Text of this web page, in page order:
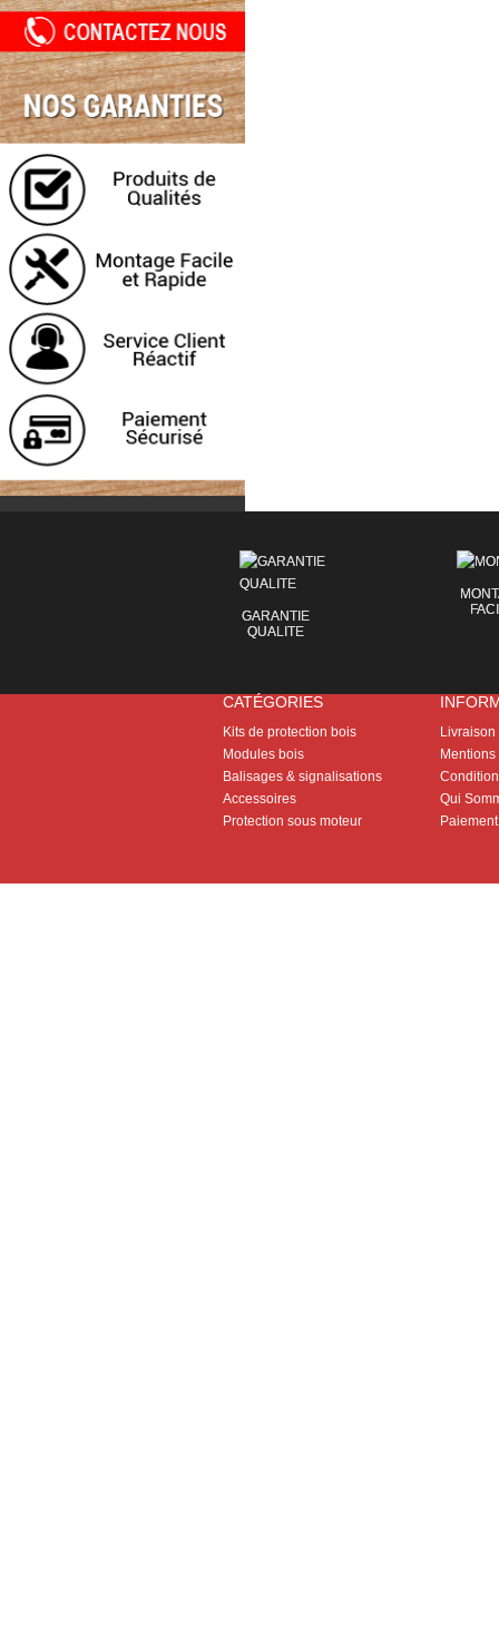
GARANTIE
QUALITE
CATÉGORIES
Kits de protection bois
Modules bois
Balisages & signalisations
Accessoires
Protection sous moteur
Livraison
Qui